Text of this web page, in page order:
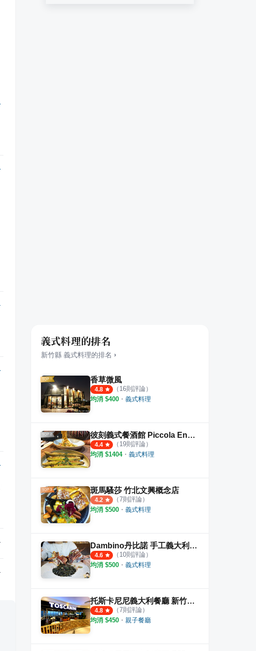
義式料理的排名
新竹縣 義式料理的排名 ›
香草微風
4.8 （ 16則評論）
均消 $400 ・ 義式料理
彼刻義式餐酒館 Piccola Enoteca
4.4 （ 19則評論）
均消 $1404・ 義式料理
斑馬騷莎 竹北文興概念店
4.2 （7則評論）
均消 $500 ・ 義式料理
Dambino丹比諾 手工義大利麵.披薩
4.6 （ 10則評論）
均消 $500 ・ 義式料理
托斯卡尼尼義大利餐廳 新竹高鐵店
4.8 （7則評論）
均消 $450 ・ 親子餐廳